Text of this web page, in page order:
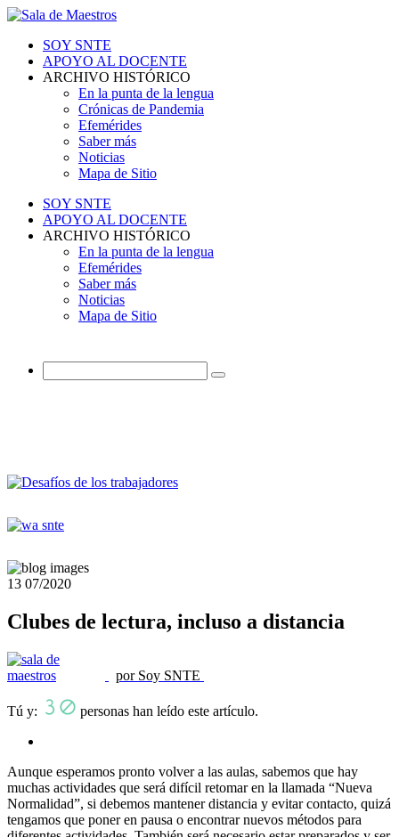
SOY SNTE
APOYO AL DOCENTE
ARCHIVO HISTÓRICO
En la punta de la lengua
Crónicas de Pandemia
Efemérides
Saber más
Noticias
Mapa de Sitio
SOY SNTE
APOYO AL DOCENTE
ARCHIVO HISTÓRICO
En la punta de la lengua
Efemérides
Saber más
Noticias
Mapa de Sitio
13 07/2020
Clubes de lectura, incluso a distancia
por Soy SNTE
Tú y: personas han leído este artículo.
Aunque esperamos pronto volver a las aulas, sabemos que hay
muchas actividades que será difícil retomar en la llamada “Nueva
Normalidad”, si debemos mantener distancia y evitar contacto, quizá
tengamos que poner en pausa o encontrar nuevos métodos para